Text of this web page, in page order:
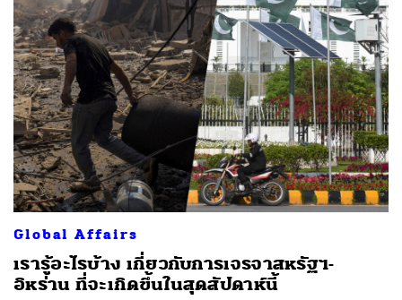
Global Affairs
เรารู้อะไรบ้าง เกี่ยวกับการเจรจาสหรัฐฯ-
อิหร่าน ที่จะเกิดขึ้นในสุดสัปดาห์นี้